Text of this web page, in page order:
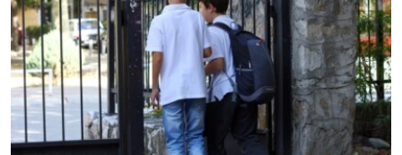
СЛЕДЕТЕ НЕ
РСЕ веб страници